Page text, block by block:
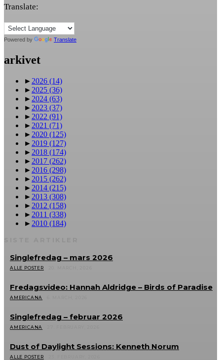
Translate:
Powered by Translate
arkivet
► 2026 (14)
► 2025 (36)
► 2024 (63)
► 2023 (37)
► 2022 (91)
► 2021 (71)
► 2020 (125)
► 2019 (127)
► 2018 (174)
► 2017 (262)
► 2016 (298)
► 2015 (262)
► 2014 (215)
► 2013 (308)
► 2012 (158)
► 2011 (338)
► 2010 (184)
Singlefredag – mars 2026
ALLE POSTER
Fredagsvideo: Hannah Aldridge – Birds of Paradise
AMERICANA
Singlefredag – februar 2026
AMERICANA
Dust of Daylight Sessions: Kenneth Norum
ALLE POSTER